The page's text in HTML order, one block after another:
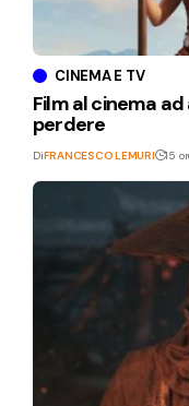
CINEMA E TV
Film al cinema
perdere
DiFRANCESCO LEMURI 15